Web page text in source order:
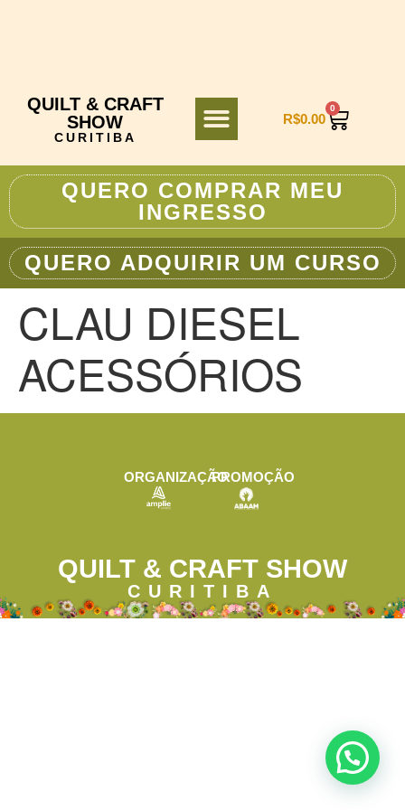
QUILT & CRAFT
SHOW
CURITIBA
R$0.00
0
QUERO COMPRAR MEU
INGRESSO
QUERO ADQUIRIR UM CURSO
CLAU DIESEL
ACESSÓRIOS
ORGANIZAÇÃOPROMOÇÃO
QUILT & CRAFT SHOW
CURITIBA